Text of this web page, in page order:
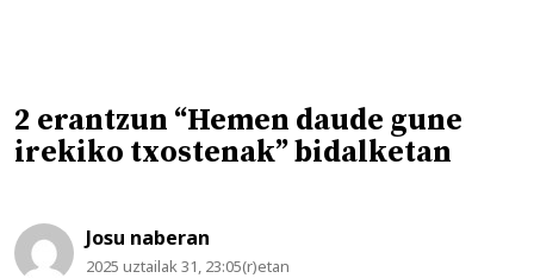
2 erantzun “Hemen daude gune
irekiko txostenak” bidalketan
Josu naberan
2025 uztailak 31, 23:05(r)etan